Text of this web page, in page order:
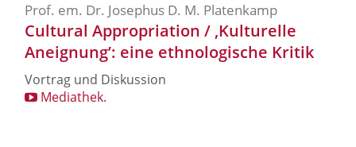
Prof. em. Dr. Josephus D. M. Platenkamp
Cultural Appropriation / ‚Kulturelle
Aneignung’: eine ethnologische Kritik
Vortrag und Diskussion
Mediathek.